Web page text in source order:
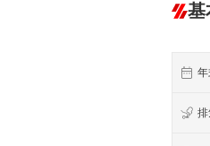
基